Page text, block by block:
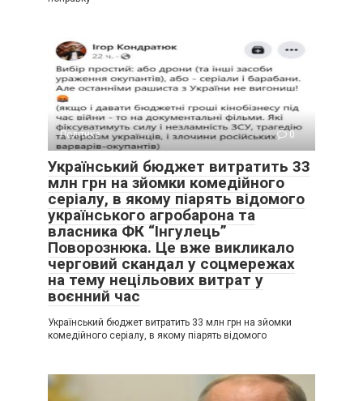
Політика 0
Український бюджет витратить 33
млн грн на зйомки комедійного
серіалу, в якому піарять відомого
українського агробарона та
власника ФК “Інгулець”
Поворознюка. Це вже викликало
черговий скандал у соцмережах
на тему нецільових витрат у
воєнний час
Український бюджет витратить 33 млн грн на зйомки
комедійного серіалу, в якому піарять відомого